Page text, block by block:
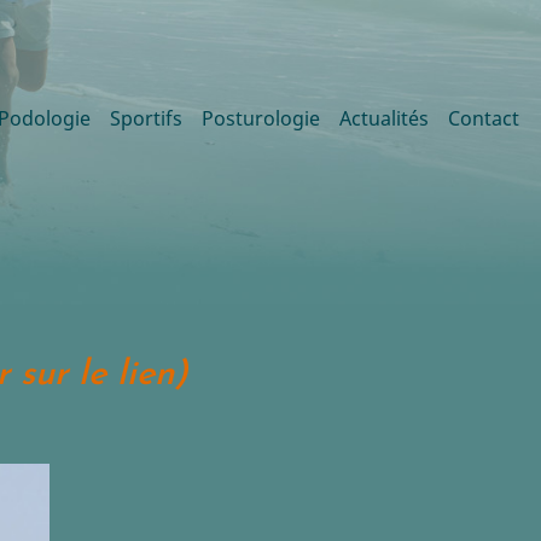
Podologie Sportifs Posturologie Actualités Contact
sur le lien)